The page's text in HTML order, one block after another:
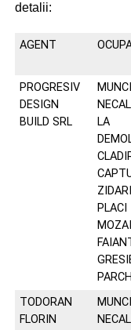
detalii:
AGENT
PROGRESIV
DESIGN
BUILD SRL
LA
PLACI
TODORAN
FLORIN